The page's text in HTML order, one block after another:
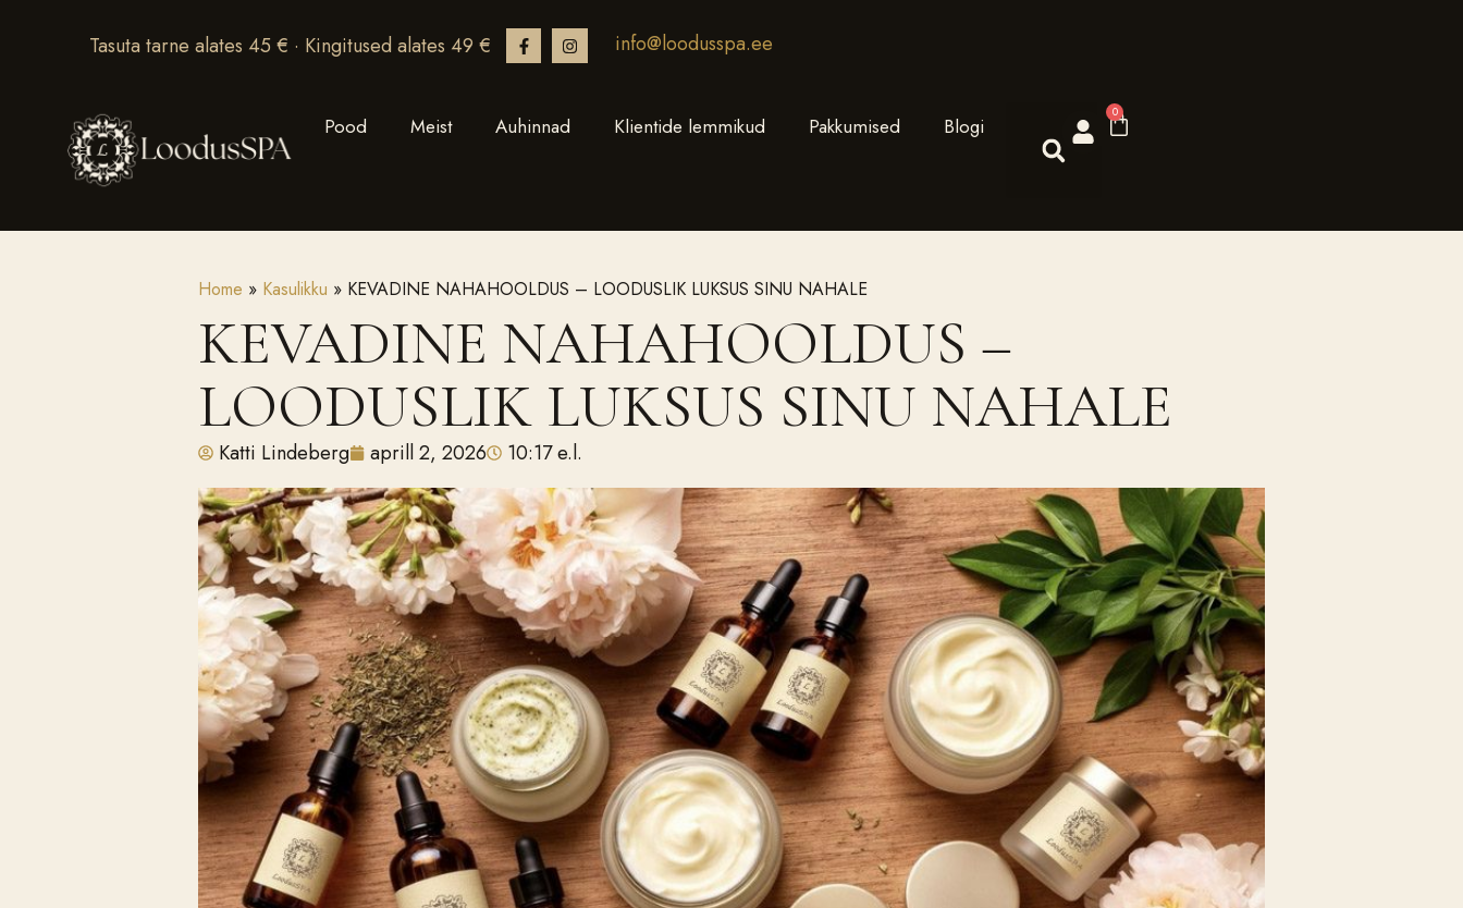
Tasuta tarne alates 45 € · Kingitused alates 49 € info@loodusspa.ee
Pood Meist Auhinnad Klientide lemmikud Pakkumised Blogi
0
Home » Kasulikku » KEVADINE NAHAHOOLDUS – LOODUSLIK LUKSUS SINU NAHALE
KEVADINE NAHAHOOLDUS –
LOODUSLIK LUKSUS SINU NAHALE
Katti Lindeberg aprill 2, 2026 10:17 e.l.